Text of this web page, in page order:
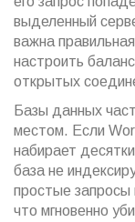
выделенный
важна
настроить
открытых
Базы данных
местом. Если
набирает
база не
простые запросы
что мгновенно